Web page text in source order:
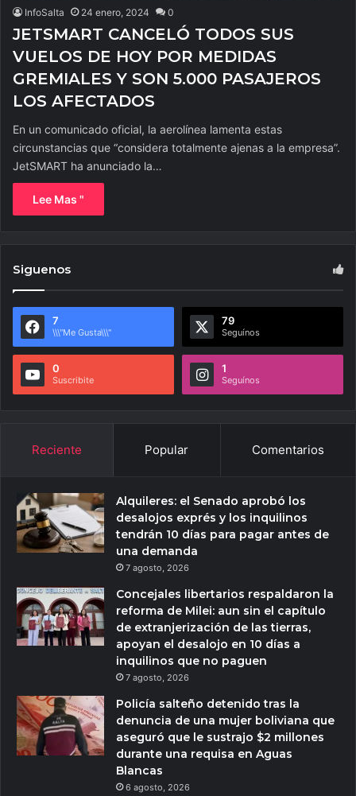
InfoSalta 24 enero, 2024 0
JETSMART CANCELÓ TODOS SUS
VUELOS DE HOY POR MEDIDAS
GREMIALES Y SON 5.000 PASAJEROS
LOS AFECTADOS
En un comunicado oficial, la aerolínea lamenta estas
circunstancias que “considera totalmente ajenas a la empresa”.
JetSMART ha anunciado la…
Lee Mas "
Siguenos
7
\\\"Me Gusta\\\"
79
Seguínos
0
Suscribite
1
Seguínos
Reciente Popular Comentarios
Alquileres: el Senado aprobó los
desalojos exprés y los inquilinos
tendrán 10 días para pagar antes de
una demanda
7 agosto, 2026
Concejales libertarios respaldaron la
reforma de Milei: aun sin el capítulo
de extranjerización de las tierras,
apoyan el desalojo en 10 días a
inquilinos que no paguen
7 agosto, 2026
Policía salteño detenido tras la
denuncia de una mujer boliviana que
aseguró que le sustrajo $2 millones
durante una requisa en Aguas
Blancas
6 agosto, 2026